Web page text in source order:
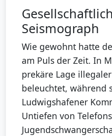
Seismograph
Wie gewohnt hatte
am Puls der Zeit. In
prekäre Lage
beleuchtet, während
Ludwigshafener
Untiefen von